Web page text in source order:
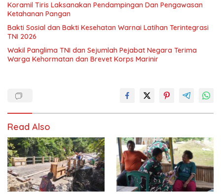
Koramil Tiris Laksanakan Pendampingan Dan Pengawasan
Ketahanan Pangan
Bakti Sosial dan Bakti Kesehatan Warnai Latihan Terintegrasi
TNI 2026
Wakil Panglima TNI dan Sejumlah Pejabat Negara Terima
Warga Kehormatan dan Brevet Korps Marinir
Read Also